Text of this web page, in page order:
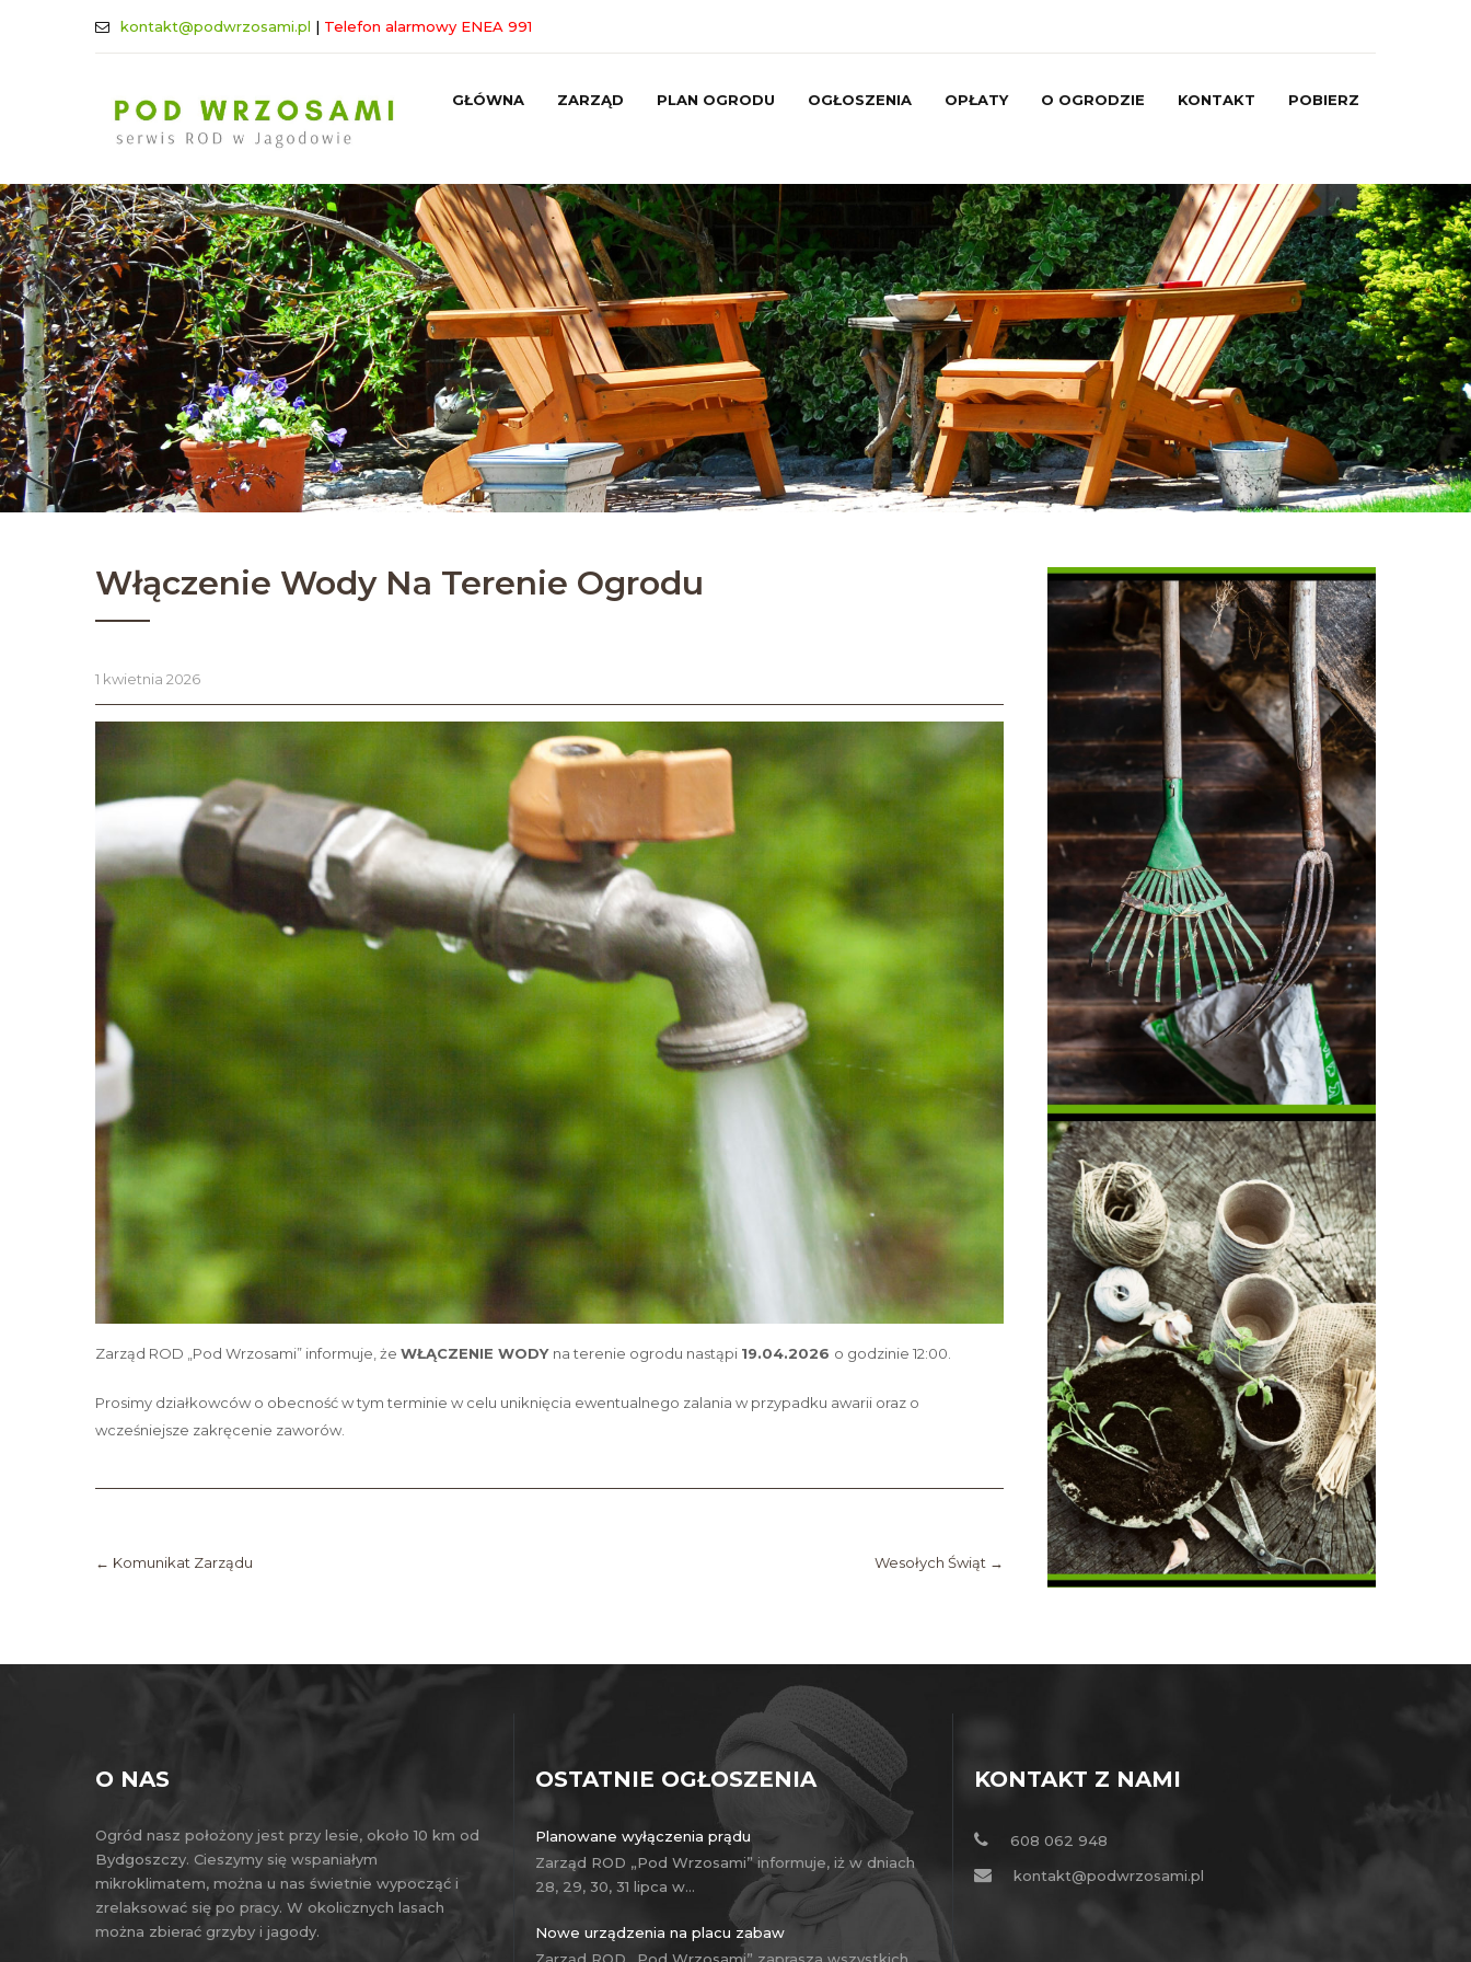
kontakt@podwrzosami.pl | Telefon alarmowy ENEA 991
GŁÓWNA ZARZĄD PLAN OGRODU OGŁOSZENIA OPŁATY O OGRODZIE KONTAKT POBIERZ
Włączenie Wody Na Terenie Ogrodu
1 kwietnia 2026
Zarząd ROD „Pod Wrzosami” informuje, że WŁĄCZENIE WODY na terenie ogrodu nastąpi 19.04.2026 o godzinie 12:00.
Prosimy działkowców o obecność w tym terminie w celu uniknięcia ewentualnego zalania w przypadku awarii oraz o
wcześniejsze zakręcenie zaworów.
navigation
← Komunikat Zarządu Wesołych Świąt →
O NAS
Ogród nasz położony jest przy lesie, około 10 km od
Bydgoszczy. Cieszymy się wspaniałym
mikroklimatem, można u nas świetnie wypocząć i
zrelaksować się po pracy. W okolicznych lasach
można zbierać grzyby i jagody.
OSTATNIE OGŁOSZENIA
Planowane wyłączenia prądu
Zarząd ROD „Pod Wrzosami” informuje, iż w dniach
28, 29, 30, 31 lipca w…
Nowe urządzenia na placu zabaw
Zarząd ROD „Pod Wrzosami” zaprasza wszystkich
KONTAKT Z NAMI
608 062 948
kontakt@podwrzosami.pl